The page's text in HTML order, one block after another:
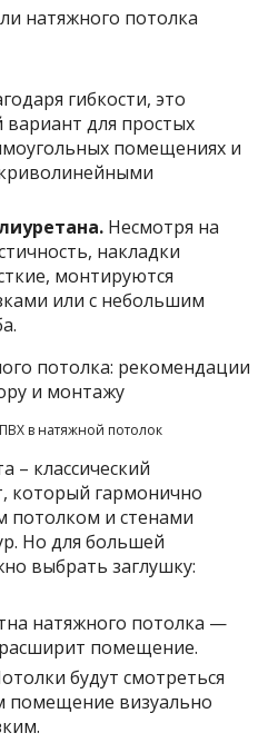
натяжного потолка
гибкости, это
для простых
помещениях и
Несмотря на
накладки
монтируются
или с небольшим
ПВХ в натяжной потолок
– классический
который гармонично
потолком и стенами
Но для большей
выбрать заглушку:
натяжного потолка —
помещение.
будут смотреться
помещение визуально